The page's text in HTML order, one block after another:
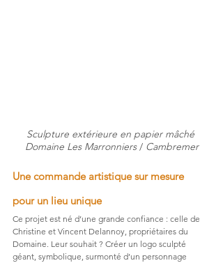
Sculpture extérieure en papier mâché
Domaine Les Marronniers / Cambremer
Une commande artistique sur mesure
pour un lieu unique
Ce projet est né d’une grande confiance : celle de
Christine et Vincent Delannoy, propriétaires du
Domaine. Leur souhait ? Créer un logo sculpté
géant, symbolique, surmonté d’un personnage